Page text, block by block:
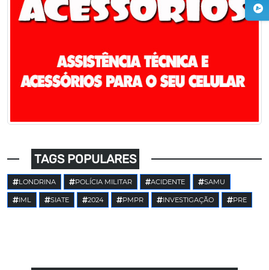
TAGS POPULARES
LONDRINA POLÍCIA MILITAR ACIDENTE SAMU
IML SIATE 2024 PMPR INVESTIGAÇÃO PRE